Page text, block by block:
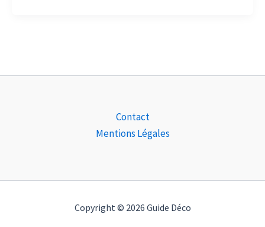
Contact
Mentions Légales
Copyright © 2026 Guide Déco